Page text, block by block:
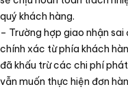
quý khách hàng.
– Trường hợp giao nhận
chính xác từ phía khách
đã khấu trừ các chi phí
vẫn muốn thực hiện đơn